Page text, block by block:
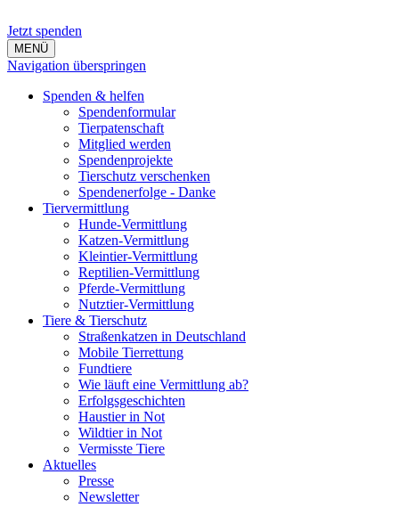
Jetzt spenden
MENÜ
Navigation überspringen
Spenden & helfen
Spendenformular
Tierpatenschaft
Mitglied werden
Spendenprojekte
Tierschutz verschenken
Spendenerfolge - Danke
Tiervermittlung
Hunde-Vermittlung
Katzen-Vermittlung
Kleintier-Vermittlung
Reptilien-Vermittlung
Pferde-Vermittlung
Nutztier-Vermittlung
Tiere & Tierschutz
Straßenkatzen in Deutschland
Mobile Tierrettung
Fundtiere
Wie läuft eine Vermittlung ab?
Erfolgsgeschichten
Haustier in Not
Wildtier in Not
Vermisste Tiere
Aktuelles
Presse
Newsletter